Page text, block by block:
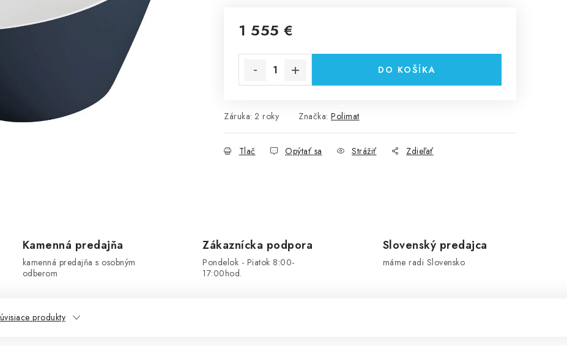
1 555 €
DO KOŠÍKA
Záruka: 2 roky Značka: Polimat
Tlač Opýtať sa Strážiť Zdieľať
Kamenná predajňa
kamenná predajňa s osobným
odberom
Zákaznícka podpora
Pondelok - Piatok 8:00-
17:00hod.
Slovenský predajca
máme radi Slovensko
produkty